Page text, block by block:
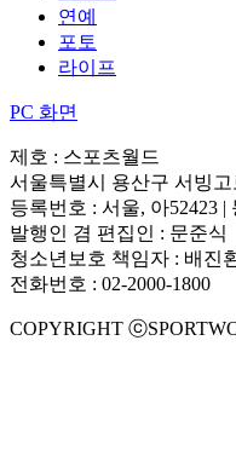
연예
포토
라이프
PC 화면
제호 : 스포츠월드
서울특별시 용산구 서빙고
등록번호 : 서울, 아52423 |
발행인 겸 편집인 : 문준식
청소년보호 책임자 : 배진
전화번호 : 02-2000-1800
COPYRIGHT